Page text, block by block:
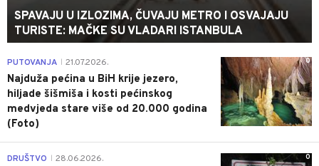
SPAVAJU U IZLOZIMA, ČUVAJU METRO I OSVAJAJU
TURISTE: MAČKE SU VLADARI ISTANBULA
0
PUTOVANJA 21.07.2026.
Najduža pećina u BiH krije jezero,
hiljade šišmiša i kosti pećinskog
medvjeda stare više od 20.000 godina
(Foto)
0
DRUŠTVO 28.06.2026.